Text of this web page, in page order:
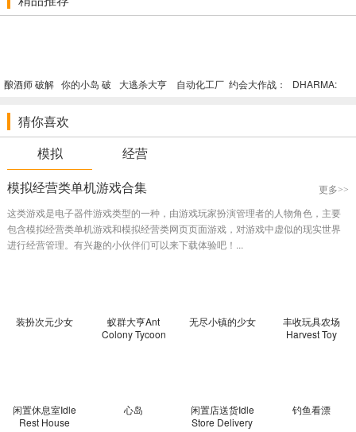
酿酒师 破解 你的小岛 破
大逃杀大亨
自动化工厂 约会大作战：
DHARMA:
猜你喜欢
模拟
经营
模拟经营类单机游戏合集
更多>>
这类游戏是电子器件游戏类型的一种，由游戏玩家扮演管理者的人物角色，主要
包含模拟经营类单机游戏和模拟经营类网页页面游戏，对游戏中虚似的现实世界
进行经营管理。有兴趣的小伙伴们可以来下载体验吧！...
装扮次元少女
蚁群大亨Ant
Colony Tycoon
无尽小镇的少女
丰收玩具农场
Harvest Toy
闲置休息室Idle
Rest House
心岛
闲置店送货Idle
Store Delivery
钓鱼看漂